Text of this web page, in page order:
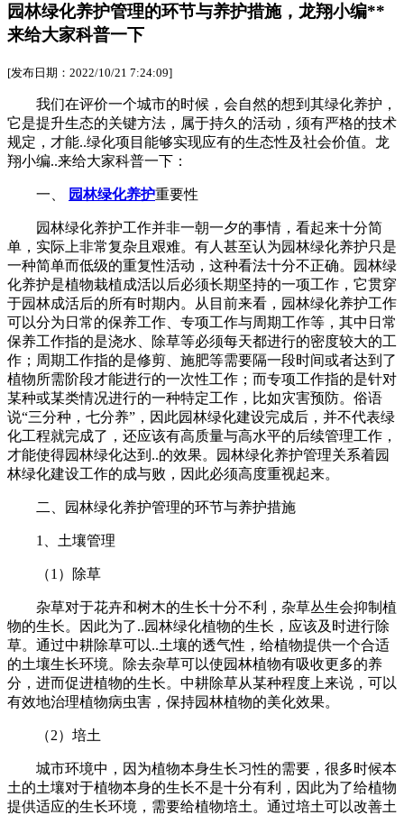
园林绿化养护管理的环节与养护措施，龙翔小编**
来给大家科普一下
[发布日期：2022/10/21 7:24:09]
我们在评价一个城市的时候，会自然的想到其绿化养护，
它是提升生态的关键方法，属于持久的活动，须有严格的技术
规定，才能..绿化项目能够实现应有的生态性及社会价值。龙
翔小编..来给大家科普一下：
一、 园林绿化养护重要性
园林绿化养护工作并非一朝一夕的事情，看起来十分简
单，实际上非常复杂且艰难。有人甚至认为园林绿化养护只是
一种简单而低级的重复性活动，这种看法十分不正确。园林绿
化养护是植物栽植成活以后必须长期坚持的一项工作，它贯穿
于园林成活后的所有时期内。从目前来看，园林绿化养护工作
可以分为日常的保养工作、专项工作与周期工作等，其中日常
保养工作指的是浇水、除草等必须每天都进行的密度较大的工
作；周期工作指的是修剪、施肥等需要隔一段时间或者达到了
植物所需阶段才能进行的一次性工作；而专项工作指的是针对
某种或某类情况进行的一种特定工作，比如灾害预防。俗语
说“三分种，七分养”，因此园林绿化建设完成后，并不代表绿
化工程就完成了，还应该有高质量与高水平的后续管理工作，
才能使得园林绿化达到..的效果。园林绿化养护管理关系着园
林绿化建设工作的成与败，因此必须高度重视起来。
二、园林绿化养护管理的环节与养护措施
1、土壤管理
（1）除草
杂草对于花卉和树木的生长十分不利，杂草丛生会抑制植
物的生长。因此为了..园林绿化植物的生长，应该及时进行除
草。通过中耕除草可以..土壤的透气性，给植物提供一个合适
的土壤生长环境。除去杂草可以使园林植物有吸收更多的养
分，进而促进植物的生长。中耕除草从某种程度上来说，可以
有效地治理植物病虫害，保持园林植物的美化效果。
（2）培土
城市环境中，因为植物本身生长习性的需要，很多时候本
土的土壤对于植物本身的生长不是十分有利，因此为了给植物
提供适应的生长环境，需要给植物培土。通过培土可以改善土